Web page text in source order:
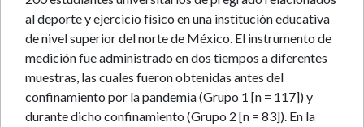
al deporte y ejercicio físico en una institución educativa
de nivel superior del norte de México. El instrumento de
medición fue administrado en dos tiempos a diferentes
muestras, las cuales fueron obtenidas antes del
confinamiento por la pandemia (Grupo 1 [n = 117]) y
durante dicho confinamiento (Grupo 2 [n = 83]). En la